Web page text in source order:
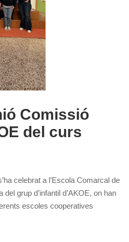
Comissió
del curs
celebrat a l’Escola Comarcal de
grup d’infantil d’AKOE, on han
escoles cooperatives